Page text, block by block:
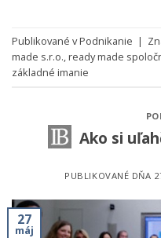
Publikované vPodnikanie |
made s.r.o.,ready made
základné imanie
Ako si
PUBLIKOVANÉ DŇA
27
máj